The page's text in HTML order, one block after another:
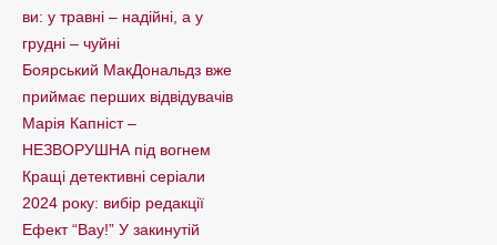
ви: у травні – надійні, а у
грудні – чуйні
Боярський МакДональдз вже
приймає перших відвідувачів
Марія Капніст –
НЕЗВОРУШНА під вогнем
Кращі детективні серіали
2024 року: вибір редакції
Ефект “Вау!” У закинутій